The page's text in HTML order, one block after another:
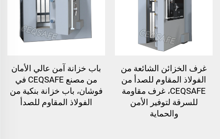
غرف الخزائن الشائعة من
الفولاذ المقاوم للصدأ من
CEQSAFE، غرف مقاومة
للسرقة لتوفير الأمن
والحماية
باب خزانة آمن عالي الأمان
من مصنع CEQSAFE في
فوشان، باب خزانة بنكية من
الفولاذ المقاوم للصدأ